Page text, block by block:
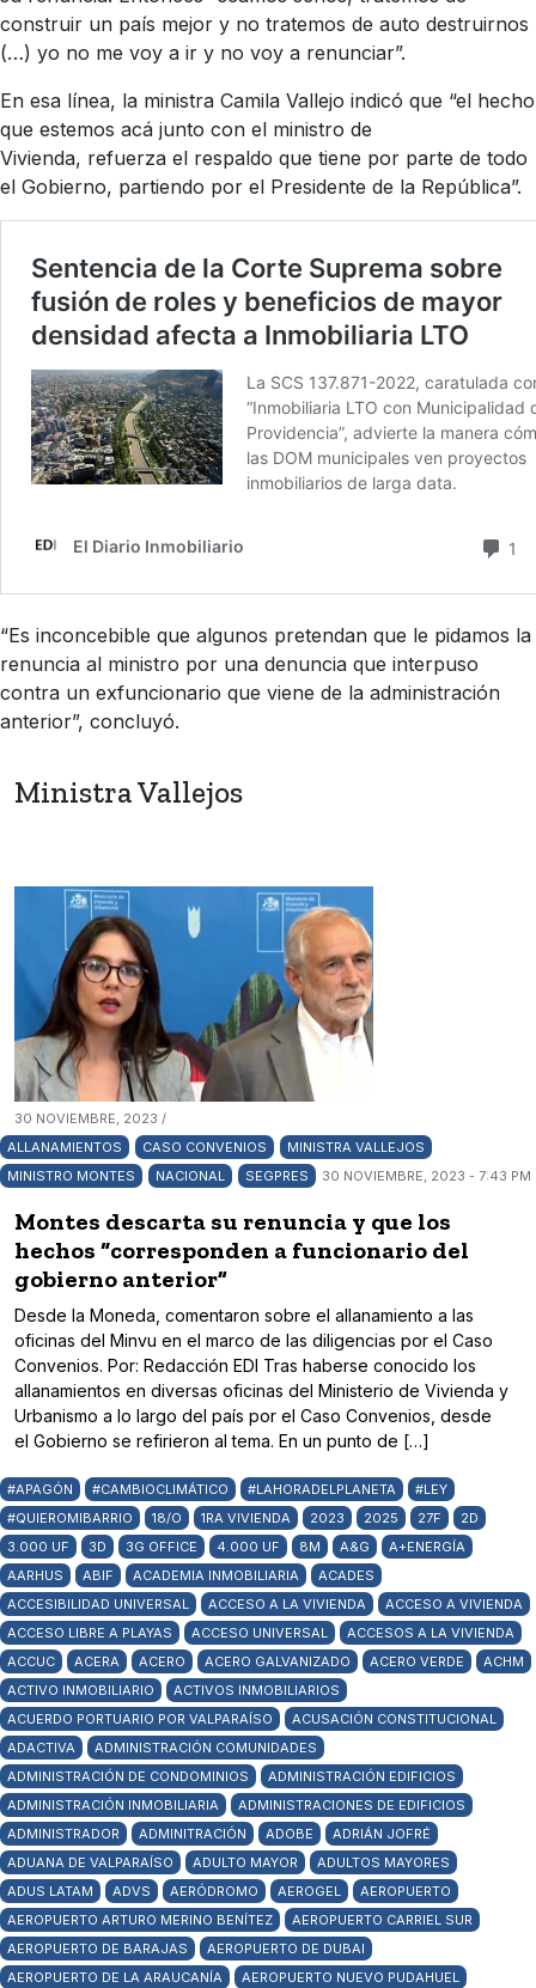
construir un país mejor y no tratemos de auto destruirnos
(…) yo no me voy a ir y no voy a renunciar”.
En esa línea, la ministra Camila Vallejo indicó que “el hecho
que estemos acá junto con el ministro de
Vivienda, refuerza el respaldo que tiene por parte de todo
el Gobierno, partiendo por el Presidente de la República”.
“Es inconcebible que algunos pretendan que le pidamos la
renuncia al ministro por una denuncia que interpuso
contra un exfuncionario que viene de la administración
anterior”, concluyó.
Ministra Vallejos
30 NOVIEMBRE, 2023 /
ALLANAMIENTOS
CASO CONVENIOS
MINISTRA VALLEJOS
MINISTRO MONTES
NACIONAL SEGPRES 30 NOVIEMBRE, 2023 - 7:43 PM
Montes descarta su renuncia y que los
hechos “corresponden a funcionario del
gobierno anterior”
Desde la Moneda, comentaron sobre el allanamiento a las
oficinas del Minvu en el marco de las diligencias por el Caso
Convenios. Por: Redacción EDI Tras haberse conocido los
allanamientos en diversas oficinas del Ministerio de Vivienda y
Urbanismo a lo largo del país por el Caso Convenios, desde
el Gobierno se refirieron al tema. En un punto de […]
#APAGÓN #CAMBIOCLIMÁTICO #LAHORADELPLANETA
#LEY
#QUIEROMIBARRIO
18/O 1RA VIVIENDA 2023 2025 27F
2D
3.000 UF
3D 3G OFFICE 4.000 UF 8M A&G
A+ENERGÍA
AARHUS
ABIF ACADEMIA INMOBILIARIA
ACADES
ACCESIBILIDAD UNIVERSAL
ACCESO A LA VIVIENDA
ACCESO A VIVIENDA
ACCESO LIBRE A PLAYAS
ACCESO UNIVERSAL
ACCESOS A LA VIVIENDA
ACCUC
ACERA ACERO ACERO GALVANIZADO ACERO VERDE
ACHM
ACTIVO INMOBILIARIO
ACTIVOS INMOBILIARIOS
ACUERDO PORTUARIO POR VALPARAÍSO
ACUSACIÓN CONSTITUCIONAL
ADACTIVA
ADMINISTRACIÓN COMUNIDADES
ADMINISTRACIÓN DE CONDOMINIOS
ADMINISTRACIÓN EDIFICIOS
ADMINISTRACIÓN INMOBILIARIA
ADMINISTRACIONES DE EDIFICIOS
ADMINISTRADOR
ADMINITRACIÓN ADOBE
ADRIÁN JOFRÉ
ADUANA DE VALPARAÍSO
ADULTO MAYOR
ADULTOS MAYORES
ADUS LATAM
ADVS AERÓDROMO AEROGEL
AEROPUERTO
AEROPUERTO ARTURO MERINO BENÍTEZ
AEROPUERTO CARRIEL SUR
AEROPUERTO DE BARAJAS
AEROPUERTO DE DUBAI
AEROPUERTO DE LA ARAUCANÍA
AEROPUERTO NUEVO PUDAHUEL